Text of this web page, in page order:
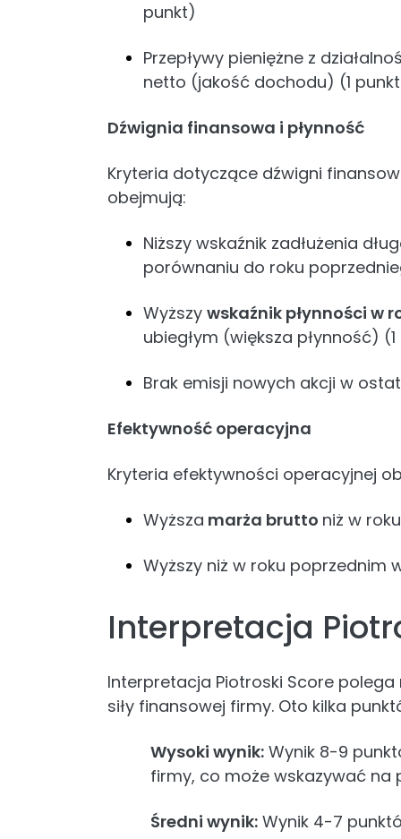
punkt)
Przepływy pieniężne z
netto (jakość dochodu) (1
Dźwignia finansowa i płynność
Kryteria dotyczące dźwigni
obejmują:
Niższy wskaźnik zadłużenia
porównaniu do roku
Wyższy wskaźnik płynności w
ubiegłym (większa płynność)
Brak emisji nowych akcji w
Efektywność operacyjna
Kryteria efektywności operacyjnej
Wyższa marża brutto niż w
Wyższy niż w roku poprzednim
Interpretacja
Interpretacja Piotroski Score
siły finansowej firmy. Oto kilka
Wysoki wynik: Wynik 8-9
firmy, co może wskazywać
Średni wynik: Wynik 4-7